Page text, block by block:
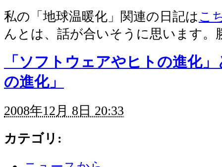
私の「地球温暖化」関連の日記は こ
んとは、話が合いそうに思います。
「ソフトウェアやヒトの進化
の進化」
2008年12月 8日 20:33
カテゴリ :